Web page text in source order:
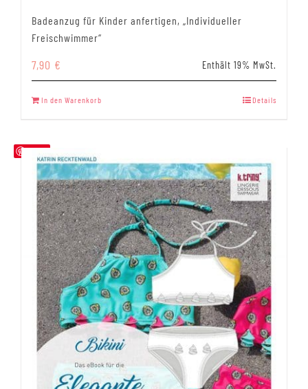
Badeanzug für Kinder anfertigen, „Individueller
Freischwimmer“
7,90 € Enthält 19% MwSt.
In den Warenkorb Details
Save